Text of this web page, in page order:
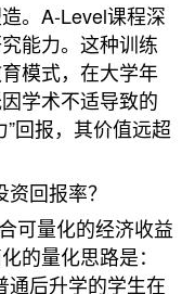
。A-Level课程深
能力。这种训练
模式，在大学年
学术不适导致的
回报，其价值远超
回报率？
可量化的经济收益
的量化思路是：
通后升学的学生在